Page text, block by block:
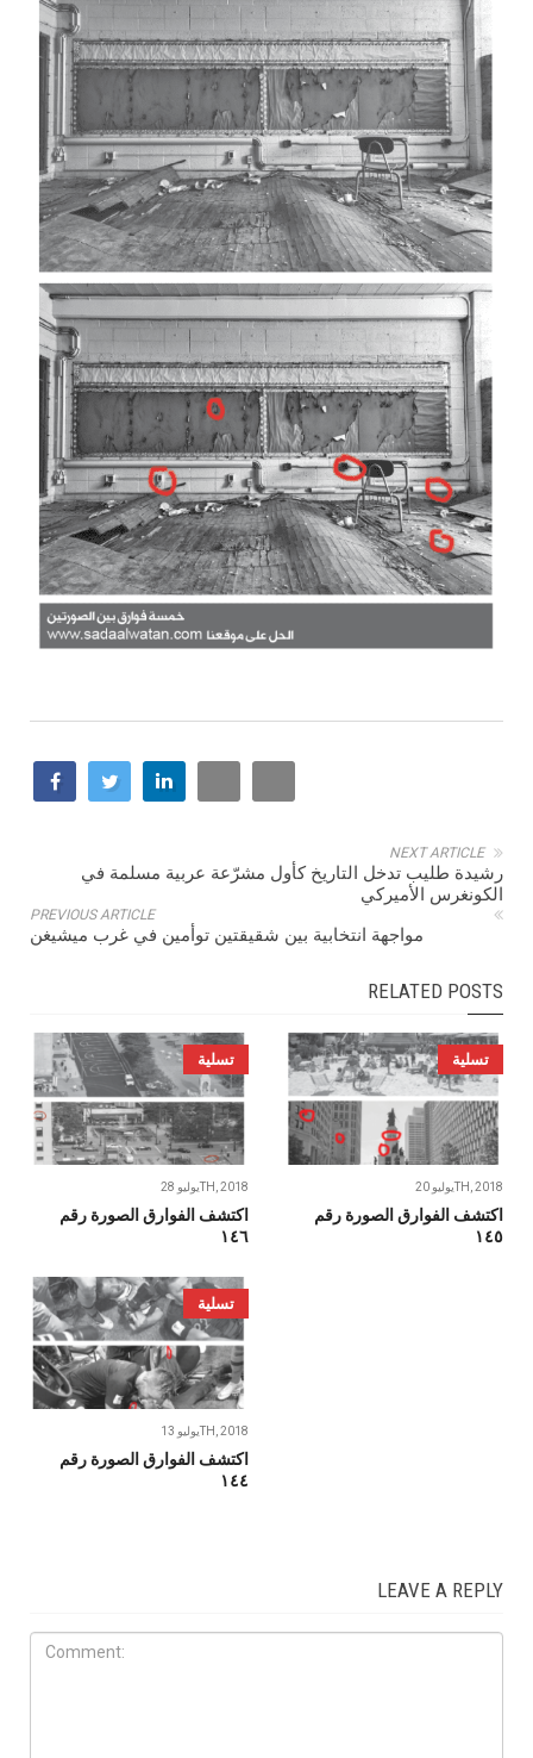
NEXT ARTICLE
رشيدة طليب تدخل التاريخ كأول مشرّعة عربية مسلمة في
الكونغرس الأميركي
PREVIOUS ARTICLE
مواجهة انتخابية بين شقيقتين توأمين في غرب ميشيغن
RELATED POSTS
تسلية
يوليو 28TH, 2018
اكتشف الفوارق الصورة رقم
١٤٦
تسلية
يوليو 20TH, 2018
اكتشف الفوارق الصورة رقم
١٤٥
تسلية
يوليو 13TH, 2018
اكتشف الفوارق الصورة رقم
١٤٤
LEAVE A REPLY